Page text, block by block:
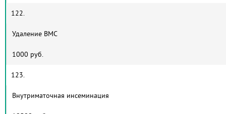
122.
Удаление ВМС
1000 руб.
123.
Внутриматочная инсеминация